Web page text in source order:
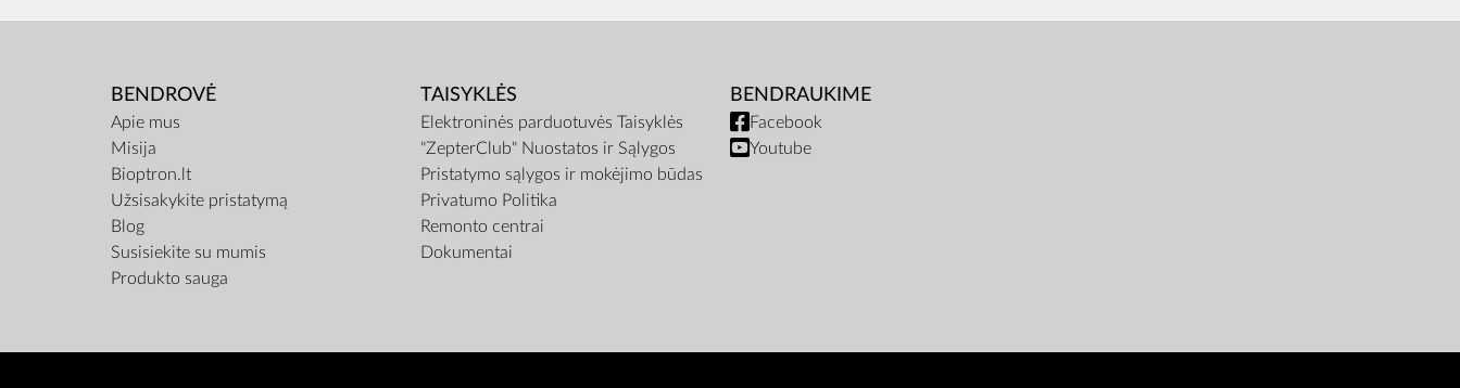
BENDROVĖ
Apie mus
Misija
Bioptron.lt
Užsisakykite pristatymą
Blog
Susisiekite su mumis
Produkto sauga
TAISYKLĖS
Elektroninės parduotuvės Taisyklės
"ZepterClub" Nuostatos ir Sąlygos
Pristatymo sąlygos ir mokėjimo būdas
Privatumo Politika
Remonto centrai
Dokumentai
BENDRAUKIME
Facebook
Youtube